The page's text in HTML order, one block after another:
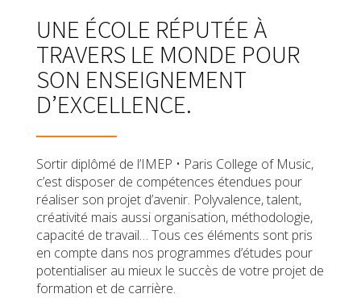
UNE ÉCOLE RÉPUTÉE À
TRAVERS LE MONDE POUR
SON ENSEIGNEMENT
D’EXCELLENCE.
Sortir diplômé de l’IMEP • Paris College of Music,
c’est disposer de compétences étendues pour
réaliser son projet d’avenir. Polyvalence, talent,
créativité mais aussi organisation, méthodologie,
capacité de travail… Tous ces éléments sont pris
en compte dans nos programmes d’études pour
potentialiser au mieux le succès de votre projet de
formation et de carrière.